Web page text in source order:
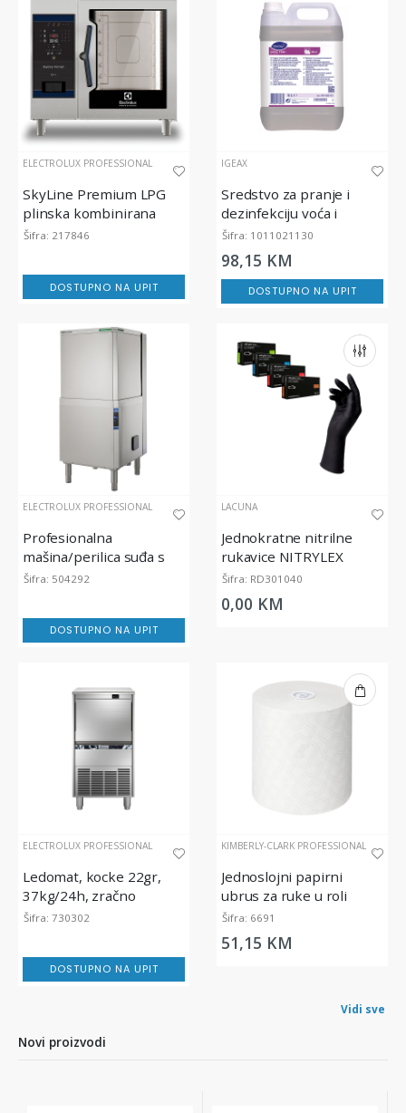
ELECTROLUX PROFESSIONAL
SkyLine Premium LPG
plinska kombinirana
pećnica 6GN 1/1
Šifra: 217846
DOSTUPNO NA UPIT
IGEAX
Sredstvo za pranje i
dezinfekciju voća i
povrća Suma Chlor D4.4 ,
5L
Šifra: 1011021130
98,15 KM
DOSTUPNO NA UPIT
ELECTROLUX PROFESSIONAL
Profesionalna
mašina/perilica suđa s
haubom, green&clean,
Šifra: 504292
DOSTUPNO NA UPIT
LACUNA
Jednokratne nitrilne
rukavice NITRYLEX
BLACK, bez pudera, crne
Šifra: RD301040
0,00 KM
ELECTROLUX PROFESSIONAL
Ledomat, kocke 22gr,
37kg/24h, zračno
hlađenje
Šifra: 730302
DOSTUPNO NA UPIT
KIMBERLY-CLARK PROFESSIONAL
Jednoslojni papirni
ubrus za ruke u roli
Scott Essential, 350m
Šifra: 6691
51,15 KM
Vidi sve
Novi proizvodi